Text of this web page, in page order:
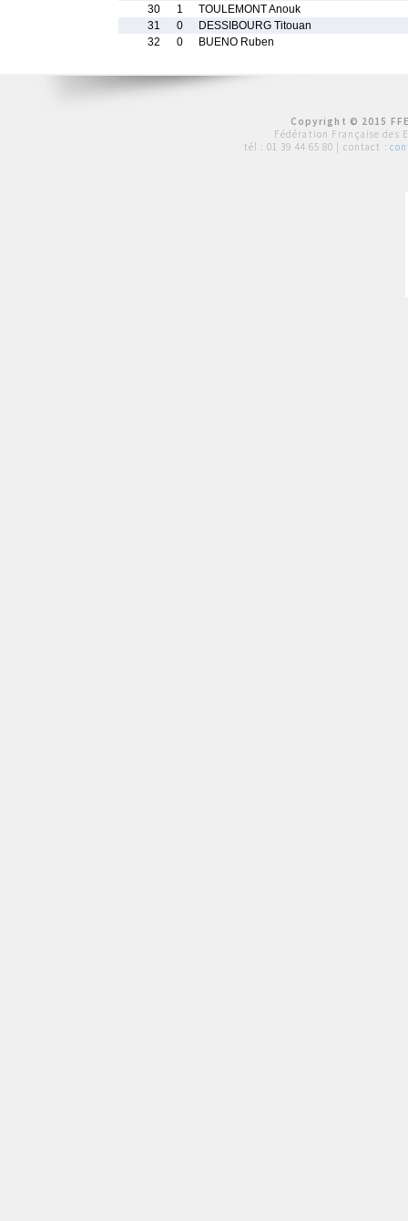
30
1
TOULEMONT Anouk
31
0
DESSIBOURG Titouan
32
0 BUENO Ruben
Copyright © 2015
Fédération Française des
tél : 01 39 44 65 80 | contact :